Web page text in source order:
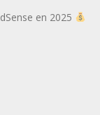
en 2025